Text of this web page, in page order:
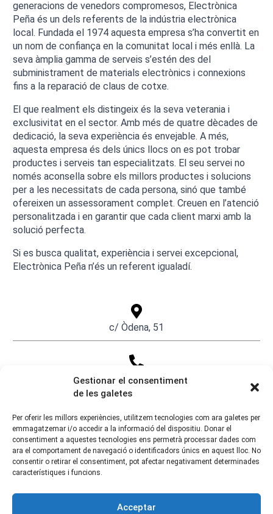
Gestionar el consentiment
de les galetes
Per oferir les millors experiències, utilitzem tecnologies com ara galetes per
emmagatzemar i/o accedir a la informació del dispositiu. Donar el
consentiment a aquestes tecnologies ens permetrà processar dades com
ara el comportament de navegació o identificadors únics en aquest lloc. No
consentir o retirar el consentiment, pot afectar negativament determinades
característiques i funcions.
Acceptar
generacions de venedors compromesos, Electrònica
Peña és un dels referents de la indústria electrònica
local. Fundada el 1974 aquesta empresa s’ha convertit en
un nom de confiança en la comunitat local i més enllà. La
seva àmplia gamma de serveis s’estén des del
subministrament de materials electrònics i connexions
fins a la reparació de claus de cotxe.
El que realment els distingeix és la seva veterania i
exclusivitat en el sector. Amb més de quatre dècades de
dedicació, la seva experiència és envejable. A més,
aquesta empresa és dels únics llocs on es pot trobar
productes i serveis tan especialitzats. El seu servei no
només aconsella sobre els millors productes i solucions
per a les necessitats de cada persona, sinó que també
ofereixen un assessorament complet. Creuen en l’atenció
personalitzada i en garantir que cada client marxi amb la
solució perfecta.
Si es busca qualitat, experiència i servei excepcional,
Electrònica Peña n’és un referent igualadí.
c/ Òdena, 51
938035446